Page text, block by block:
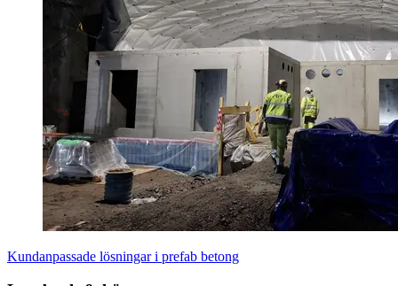
Kundanpassade lösningar i prefab betong